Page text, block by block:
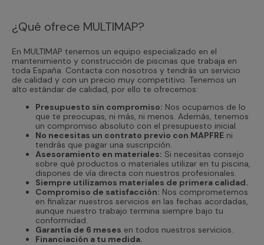
¿Qué ofrece MULTIMAP?
En MULTIMAP tenemos un equipo especializado en el
mantenimiento y construcción de piscinas que trabaja en
toda España. Contacta con nosotros y tendrás un servicio
de calidad y con un precio muy competitivo. Tenemos un
alto estándar de calidad, por ello te ofrecemos:
Presupuesto sin compromiso: Nos ocupamos de lo
que te preocupas, ni más, ni menos. Además, tenemos
un compromiso absoluto con el presupuesto inicial.
No necesitas un contrato previo con MAPFRE ni
tendrás que pagar una suscripción.
Asesoramiento en materiales: Si necesitas consejo
sobre qué productos o materiales utilizar en tu piscina,
dispones de vía directa con nuestros profesionales.
Siempre utilizamos materiales de primera calidad.
Compromiso de satisfacción: Nos comprometemos
en finalizar nuestros servicios en las fechas acordadas,
aunque nuestro trabajo termina siempre bajo tu
conformidad.
Garantía de 6 meses en todos nuestros servicios.
Financiación a tu medida.